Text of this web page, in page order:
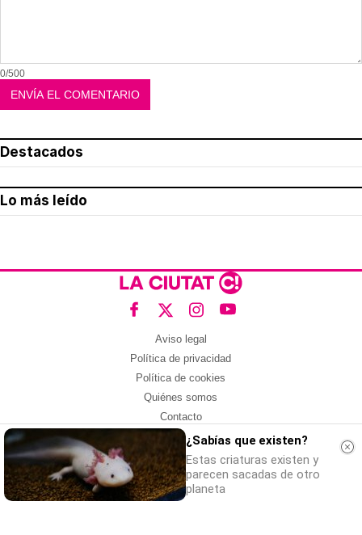
0/500
Destacados
Lo más leído
Aviso legal
Política de privacidad
Política de cookies
Quiénes somos
Contacto
Redes sociales
Con la colaboración de:
¿Sabías que existen?
Estas criaturas existen y
parecen sacadas de otro
planeta